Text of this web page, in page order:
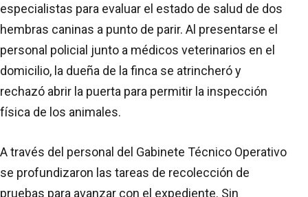
especialistas para evaluar el estado de salud de dos
hembras caninas a punto de parir. Al presentarse el
personal policial junto a médicos veterinarios en el
domicilio, la dueña de la finca se atrincheró y
rechazó abrir la puerta para permitir la inspección
física de los animales.
A través del personal del Gabinete Técnico Operativo
se profundizaron las tareas de recolección de
pruebas para avanzar con el expediente. Sin